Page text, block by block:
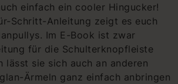
einfach ein cooler Hingucker!
Schritt-Anleitung zeigt es euch
Im E-Book ist zwar
für die Schulterknopfleiste
lässt sie sich auch an anderen
Ärmeln ganz einfach anbringen